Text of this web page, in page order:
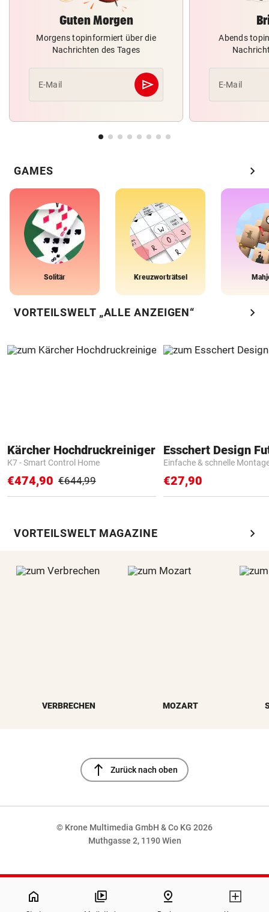
Guten Morgen
Morgens topinformiert über die
Nachrichten des Tages
E-Mail send
Abschicken
Abends
E-Mail
GAMES chevron_right
Solitär Kreuzworträtsel
VORTEILSWELT „ALLE ANZEIGEN“ chevron_right
Kärcher Hochdruckreiniger
K7 - Smart Control Home
€474,90 €644,99
Einfache & schnelle
€27,90
VORTEILSWELT MAGAZINE chevron_right
VERBRECHEN MOZART
north Zurück nach oben
© Krone Multimedia GmbH & Co KG 2026
Muthgasse 2, 1190 Wien
home pin_drop
NaN%